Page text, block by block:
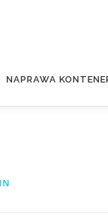
NAPRAWA